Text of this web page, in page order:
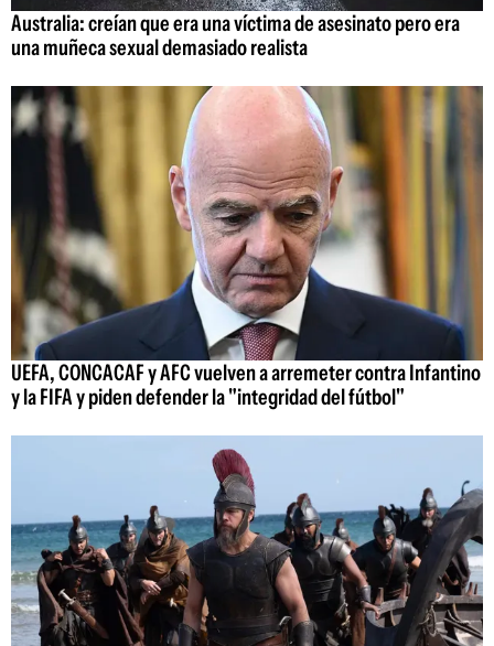
Australia: creían que era una víctima de asesinato pero era
una muñeca sexual demasiado realista
UEFA, CONCACAF y AFC vuelven a arremeter contra Infantino
y la FIFA y piden defender la "integridad del fútbol"